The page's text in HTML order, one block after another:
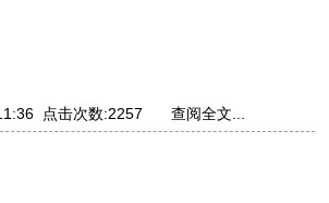
点击次数:2257
查阅全文...